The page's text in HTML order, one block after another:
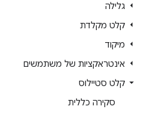
גלילה
קלט מקלדת
מיקוד
אינטראקציות של משתמשים
קלט סטיילוס
סקירה כללית